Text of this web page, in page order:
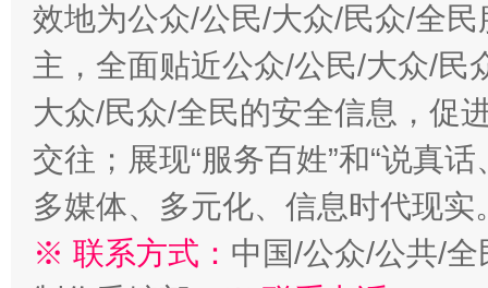
效地为公众/公民/大众/民众/全
主，全面贴近公众/公民/大众/民
大众/民众/全民的安全信息，促
交往；展现“服务百姓”和“说真
多媒体、多元化、信息时代现实
※ 联系方式： 中国/公众/公共/